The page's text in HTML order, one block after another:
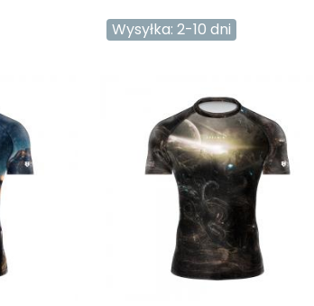
Wysyłka: 2-10 dni